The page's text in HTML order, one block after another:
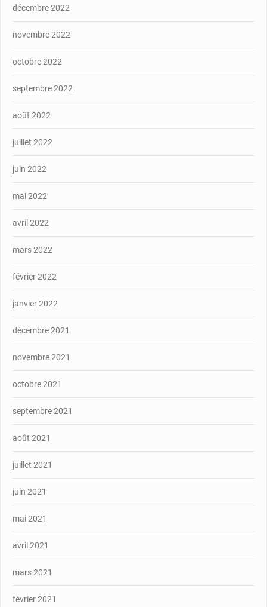
décembre 2022
novembre 2022
octobre 2022
septembre 2022
août 2022
juillet 2022
juin 2022
mai 2022
avril 2022
mars 2022
février 2022
janvier 2022
décembre 2021
novembre 2021
octobre 2021
septembre 2021
août 2021
juillet 2021
juin 2021
mai 2021
avril 2021
mars 2021
février 2021